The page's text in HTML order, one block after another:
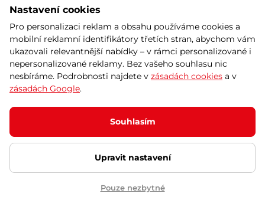
Půjčovna
obchodní podmínky
Kariéra
© 2026 SEVEN SPORT s.r.o Všechna práva vyhrazena
Podle zákona o evidenci tržeb je prodávající povinen vystavit
kupujícímu účtenku.
Zároveň je povinen zaevidovat přijatou tržbu u správce daně online; v
případě technického výpadku pak nejpozději do 48 hodin.
Ochrana osobních údajů Nastavení cookies Vnitřní oznamovací
systém Prohlášení přístupnosti
Nastavení cookies
Pro personalizaci reklam a obsahu používáme cookies a
mobilní reklamní identifikátory třetích stran, abychom vám
ukazovali relevantnější nabídky – v rámci personalizované i
nepersonalizované reklamy. Bez vašeho souhlasu nic
nesbíráme. Podrobnosti najdete v zásadách cookies a v
zásadách Google.
Souhlasím
Upravit nastavení
Pouze nezbytné